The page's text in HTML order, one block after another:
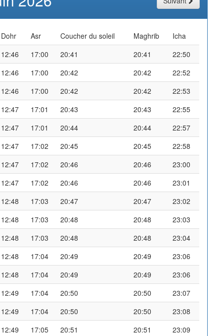
Dohr Asr Coucher du soleil Maghrib
Icha
12:46 17:00 20:41 20:41
22:50
12:46 17:00 20:42 20:42
22:52
12:46 17:00 20:42 20:42
22:53
12:47 17:01 20:43 20:43
22:55
12:47 17:01 20:44 20:44
22:57
12:47 17:02 20:45 20:45
22:58
12:47 17:02 20:46 20:46
23:00
12:47 17:02 20:46 20:46
23:01
12:48 17:03 20:47 20:47
23:02
12:48 17:03 20:48 20:48
23:03
12:48 17:03 20:48 20:48
23:04
12:48 17:04 20:49 20:49
23:06
12:48 17:04 20:49 20:49
23:06
12:49 17:04 20:50 20:50
23:07
12:49 17:04 20:50 20:50
23:08
12:49 17:05 20:51 20:51
23:09